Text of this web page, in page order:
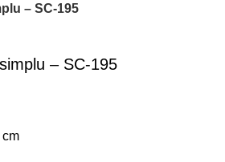
– SC-195
– SC-195
cm